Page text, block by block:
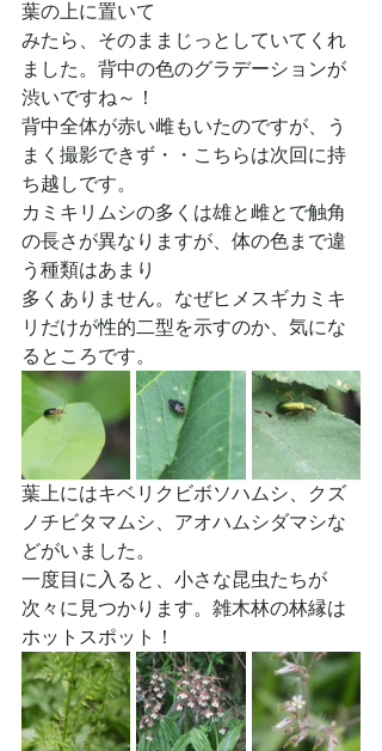
葉の上に置いて
みたら、そのままじっとしていてくれ
ました。背中の色のグラデーションが
渋いですね～！
背中全体が赤い雌もいたのですが、う
まく撮影できず・・こちらは次回に持
ち越しです。
カミキリムシの多くは雄と雌とで触角
の長さが異なりますが、体の色まで違
う種類はあまり
多くありません。なぜヒメスギカミキ
リだけが性的二型を示すのか、気にな
るところです。
葉上にはキベリクビボソハムシ、クズ
ノチビタマムシ、アオハムシダマシな
どがいました。
一度目に入ると、小さな昆虫たちが
次々に見つかります。雑木林の林縁は
ホットスポット！